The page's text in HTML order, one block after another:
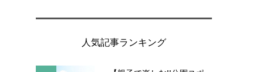
人気記事ランキング